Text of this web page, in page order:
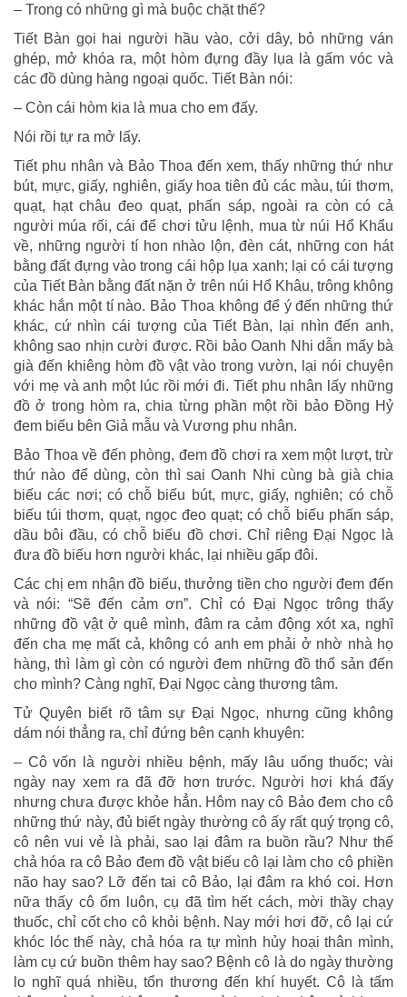
– Trong có những gì mà buộc chặt thế?
Tiết Bàn gọi hai người hầu vào, cởi dây, bỏ những ván
ghép, mở khóa ra, một hòm đựng đầy lụa là gấm vóc và
các đồ dùng hàng ngoại quốc. Tiết Bàn nói:
– Còn cái hòm kia là mua cho em đấy.
Nói rồi tự ra mở lấy.
Tiết phu nhân và Bảo Thoa đến xem, thấy những thứ như
bút, mực, giấy, nghiên, giấy hoa tiên đủ các màu, túi thơm,
quạt, hạt châu đeo quạt, phấn sáp, ngoài ra còn có cả
người múa rối, cái để chơi tửu lệnh, mua từ núi Hổ Khẩu
về, những người tí hon nhào lộn, đèn cát, những con hát
bằng đất đựng vào trong cái hộp lụa xanh; lại có cái tượng
của Tiết Bàn bằng đất nặn ở trên núi Hổ Khâu, trông không
khác hắn một tí nào. Bảo Thoa không để ý đến những thứ
khác, cứ nhìn cái tượng của Tiết Bàn, lại nhìn đến anh,
không sao nhịn cười được. Rồi bảo Oanh Nhi dẫn mấy bà
già đến khiêng hòm đồ vật vào trong vườn, lại nói chuyện
với mẹ và anh một lúc rồi mới đi. Tiết phu nhân lấy những
đồ ở trong hòm ra, chia từng phần một rồi bảo Đồng Hỷ
đem biếu bên Giả mẫu và Vương phu nhân.
Bảo Thoa về đến phòng, đem đồ chơi ra xem một lượt, trừ
thứ nào để dùng, còn thì sai Oanh Nhi cùng bà già chia
biếu các nơi; có chỗ biếu bút, mực, giấy, nghiên; có chỗ
biếu túi thơm, quạt, ngọc đeo quạt; có chỗ biếu phấn sáp,
dầu bôi đầu, có chỗ biếu đồ chơi. Chỉ riêng Đại Ngọc là
đưa đồ biếu hơn người khác, lại nhiều gấp đôi.
Các chị em nhận đồ biếu, thưởng tiền cho người đem đến
và nói: “Sẽ đến cảm ơn”. Chỉ có Đại Ngọc trông thấy
những đồ vật ở quê mình, đâm ra cảm động xót xa, nghĩ
đến cha mẹ mất cả, không có anh em phải ở nhờ nhà họ
hàng, thì làm gì còn có người đem những đồ thổ sản đến
cho mình? Càng nghĩ, Đại Ngọc càng thương tâm.
Tử Quyên biết rõ tâm sự Đại Ngọc, nhưng cũng không
dám nói thẳng ra, chỉ đứng bên cạnh khuyên:
– Cô vốn là người nhiều bệnh, mấy lâu uống thuốc; vài
ngày nay xem ra đã đỡ hơn trước. Người hơi khá đấy
nhưng chưa được khỏe hẳn. Hôm nay cô Bảo đem cho cô
những thứ này, đủ biết ngày thường cô ấy rất quý trọng cô,
cô nên vui vẻ là phải, sao lại đâm ra buồn rầu? Như thế
chả hóa ra cô Bảo đem đồ vật biếu cô lại làm cho cô phiền
não hay sao? Lỡ đến tai cô Bảo, lại đâm ra khó coi. Hơn
nữa thấy cô ốm luôn, cụ đã tìm hết cách, mời thầy chạy
thuốc, chỉ cốt cho cô khỏi bệnh. Nay mới hơi đỡ, cô lại cứ
khóc lóc thế này, chả hóa ra tự mình hủy hoại thân mình,
làm cụ cứ buồn thêm hay sao? Bệnh cô là do ngày thường
lo nghĩ quá nhiều, tổn thương đến khí huyết. Cô là tấm